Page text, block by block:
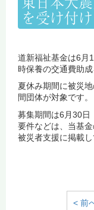
を受け付け
道新福祉基金は6月
時保養の交通費助成
夏休み期間に被災
間団体が対象です。
募集期間は6月30日
要件などは、当基
被災者支援に掲載し
< 前